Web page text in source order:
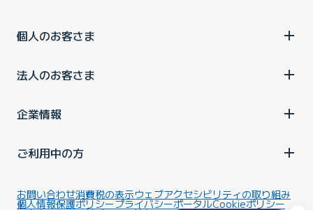
個人のお客さま
法人のお客さま
企業情報
ご利用中の方
お問い合わせ消費税の表示ウェブアクセシビリティの取り組み
個人情報保護ポリシープライバシーポータルCookieポリシー